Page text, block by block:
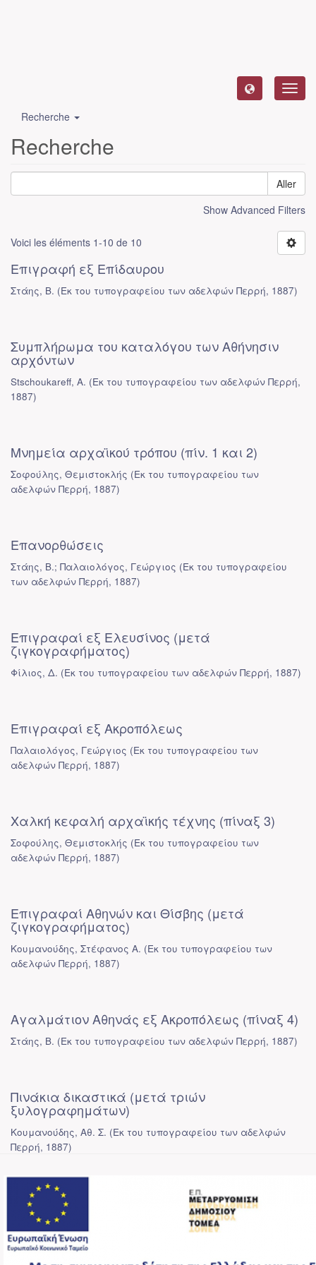
Recherche
Recherche
Aller
Show Advanced Filters
Voici les éléments 1-10 de 10
Επιγραφή εξ Επίδαυρου
Στάης, Β. (Εκ του τυπογραφείου των αδελφών Περρή, 1887)
Συμπλήρωμα του καταλόγου των Αθήνησιν
αρχόντων
Stschoukareff, A. (Εκ του τυπογραφείου των αδελφών Περρή,
1887)
Μνημεία αρχαϊκού τρόπου (πίν. 1 και 2)
Σοφούλης, Θεμιστοκλής (Εκ του τυπογραφείου των
αδελφών Περρή, 1887)
Επανορθώσεις
Στάης, Β.; Παλαιολόγος, Γεώργιος (Εκ του τυπογραφείου
των αδελφών Περρή, 1887)
Επιγραφαί εξ Ελευσίνος (μετά
ζιγκογραφήματος)
Φίλιος, Δ. (Εκ του τυπογραφείου των αδελφών Περρή, 1887)
Επιγραφαί εξ Ακροπόλεως
Παλαιολόγος, Γεώργιος (Εκ του τυπογραφείου των
αδελφών Περρή, 1887)
Χαλκή κεφαλή αρχαϊκής τέχνης (πίναξ 3)
Σοφούλης, Θεμιστοκλής (Εκ του τυπογραφείου των
αδελφών Περρή, 1887)
Επιγραφαί Αθηνών και Θίσβης (μετά
ζιγκογραφήματος)
Κουμανούδης, Στέφανος Α. (Εκ του τυπογραφείου των
αδελφών Περρή, 1887)
Αγαλμάτιον Αθηνάς εξ Ακροπόλεως (πίναξ 4)
Στάης, Β. (Εκ του τυπογραφείου των αδελφών Περρή, 1887)
Πινάκια δικαστικά (μετά τριών
ξυλογραφημάτων)
Κουμανούδης, Αθ. Σ. (Εκ του τυπογραφείου των αδελφών
Περρή, 1887)